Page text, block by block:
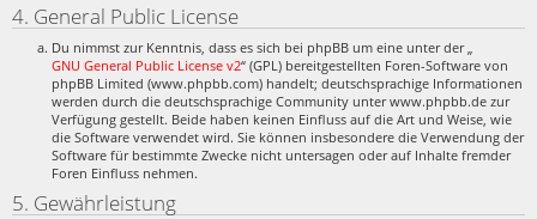
4. General Public License
Du nimmst zur Kenntnis, dass es sich bei phpBB um eine unter der „
GNU General Public License v2“ (GPL) bereitgestellten Foren-Software von
phpBB Limited (www.phpbb.com) handelt; deutschsprachige Informationen
werden durch die deutschsprachige Community unter www.phpbb.de zur
Verfügung gestellt. Beide haben keinen Einfluss auf die Art und Weise, wie
die Software verwendet wird. Sie können insbesondere die Verwendung der
Software für bestimmte Zwecke nicht untersagen oder auf Inhalte fremder
Foren Einfluss nehmen.
5. Gewährleistung